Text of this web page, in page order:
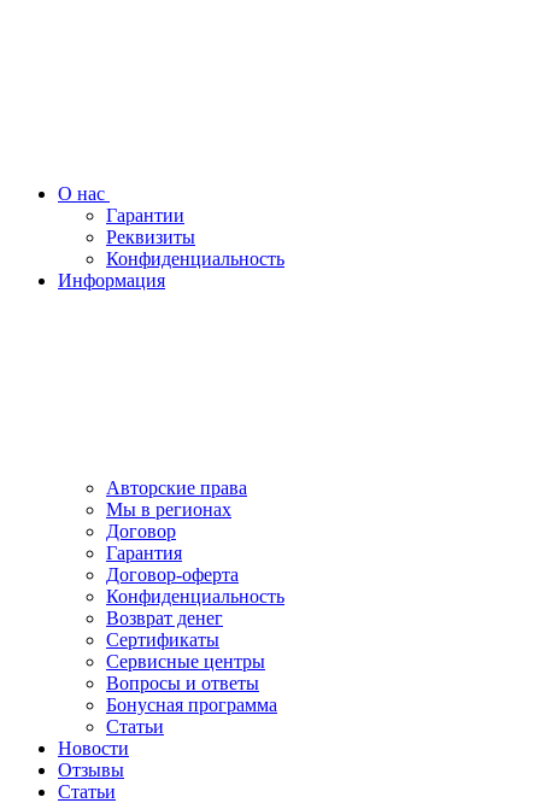
О нас
Гарантии
Реквизиты
Конфиденциальность
Информация
Авторские права
Мы в регионах
Договор
Гарантия
Договор-оферта
Конфиденциальность
Возврат денег
Сертификаты
Сервисные центры
Вопросы и ответы
Бонусная программа
Статьи
Новости
Отзывы
Статьи